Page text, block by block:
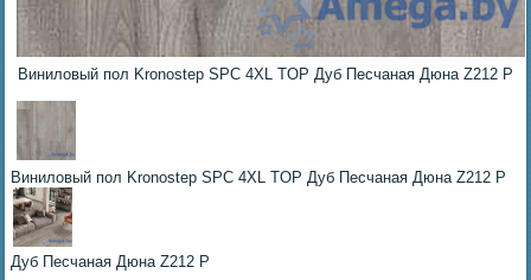
Виниловый пол Kronostep SPC 4XL TOP Дуб Песчаная Дюна Z212 P
Виниловый пол Kronostep SPC 4XL TOP Дуб Песчаная Дюна Z212 P
Дуб Песчаная Дюна Z212 P